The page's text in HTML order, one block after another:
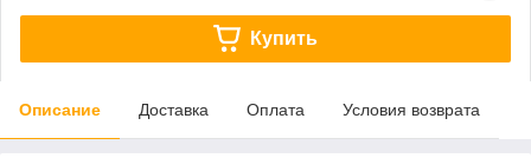
Купить
Описание Доставка Оплата Условия возврата